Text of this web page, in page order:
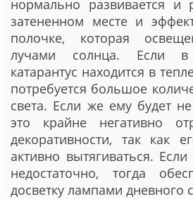
нормально развивается и
затененном месте и
полочке, которая
лучами солнца. Если
катарантус находится в
потребуется большое
света. Если же ему будет не
это крайне негативно
декоративности, так как
активно вытягиваться.
недостаточно, тогда
досветку лампами дневного